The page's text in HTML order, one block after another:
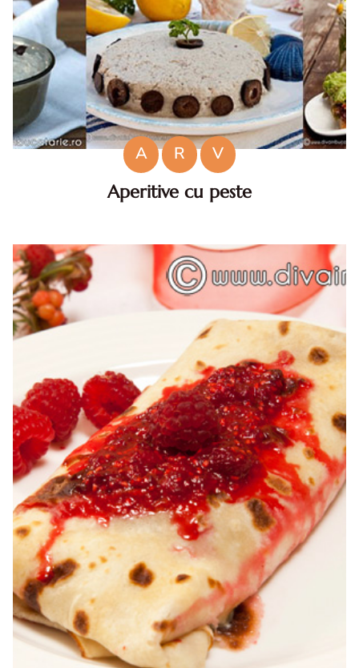
A R
V
Aperitive cu peste
Nou.